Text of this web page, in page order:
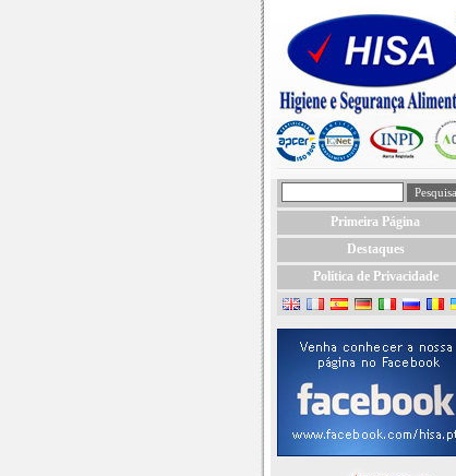
Primeira Página
Destaques
Política de Privacidade